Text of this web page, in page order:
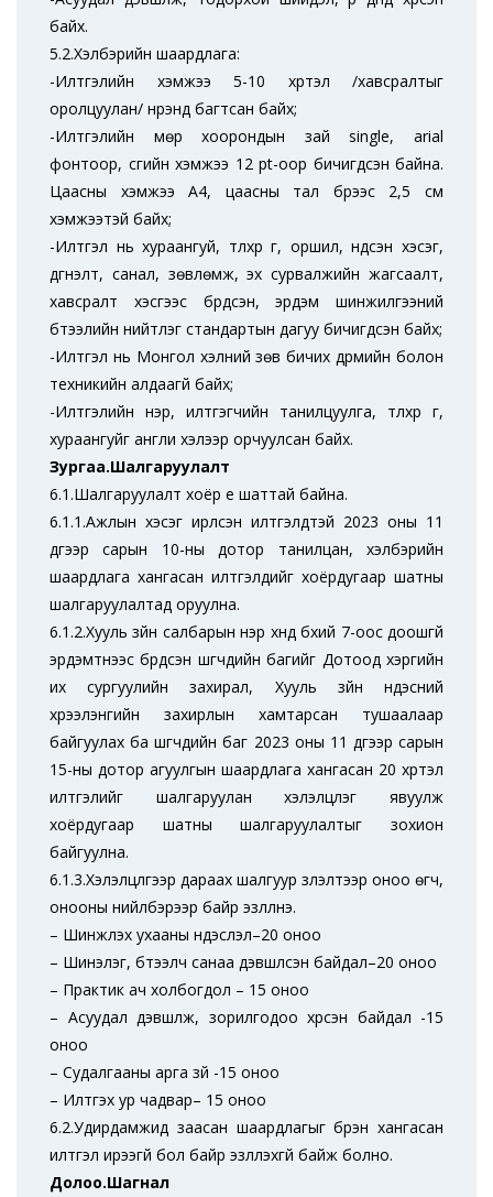
байх.
5.2.Хэлбэрийн шаардлага:
-Илтгэлийн хэмжээ 5-10 хүртэл /хавсралтыг
оролцуулан/ нүүрэнд багтсан байх;
-Илтгэлийн мөр хоорондын зай single, аrial
фонтоор, үсгийн хэмжээ 12 pt-оор бичигдсэн байна.
Цаасны хэмжээ А4, цаасны тал бүрээс 2,5 см
хэмжээтэй байх;
-Илтгэл нь хураангуй, түлхүүр үг, оршил, үндсэн хэсэг,
дүгнэлт, санал, зөвлөмж, эх сурвалжийн жагсаалт,
хавсралт хэсгээс бүрдсэн, эрдэм шинжилгээний
бүтээлийн нийтлэг стандартын дагуу бичигдсэн байх;
-Илтгэл нь Монгол хэлний зөв бичих дүрмийн болон
техникийн алдаагүй байх;
-Илтгэлийн нэр, илтгэгчийн танилцуулга, түлхүүр үг,
хураангуйг англи хэлээр орчуулсан байх.
Зургаа.Шалгаруулалт
6.1.Шалгаруулалт хоёр үе шаттай байна.
6.1.1.Ажлын хэсэг ирүүлсэн илтгэлүүдтэй 2023 оны 11
дүгээр сарын 10-ны дотор танилцан, хэлбэрийн
шаардлага хангасан илтгэлүүдийг хоёрдугаар шатны
шалгаруулалтад оруулна.
6.1.2.Хууль зүйн салбарын нэр хүнд бүхий 7-оос доошгүй
эрдэмтнээс бүрдсэн шүүгчдийн багийг Дотоод хэргийн
их сургуулийн захирал, Хууль зүйн үндэсний
хүрээлэнгийн захирлын хамтарсан тушаалаар
байгуулах ба шүүгчдийн баг 2023 оны 11 дүгээр сарын
15-ны дотор агуулгын шаардлага хангасан 20 хүртэл
илтгэлийг шалгаруулан хэлэлцүүлэг явуулж
хоёрдугаар шатны шалгаруулалтыг зохион
байгуулна.
6.1.3.Хэлэлцүүлгээр дараах шалгуур үзүүлэлтээр оноо өгч,
онооны нийлбэрээр байр эзлүүлнэ.
– Шинжлэх ухааны үндэслэл–20 оноо
– Шинэлэг, бүтээлч санаа дэвшүүлсэн байдал–20 оноо
– Практик ач холбогдол – 15 оноо
– Асуудал дэвшүүлж, зорилгодоо хүрсэн байдал -15
оноо
– Судалгааны арга зүй -15 оноо
– Илтгэх ур чадвар– 15 оноо
6.2.Удирдамжид заасан шаардлагыг бүрэн хангасан
илтгэл ирээгүй бол байр эзлүүлэхгүй байж болно.
Долоо.Шагнал